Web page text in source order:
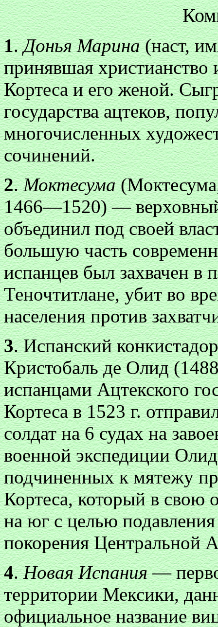
1.Донья Марина(наст,
принявшая христианство
Кортеса и его женой.
государства ацтеков,
многочисленных
сочинений.
2.Моктесума
1466—1520) — верховный
объединил под своей
большую часть
испанцев был захвачен в
Теночтитлане, убит во
населения против
3. Испанский
Кристобаль де Олид
испанцами Ацтекского
Кортеса в 1523 г.
солдат на 6 судах на
военной экспедиции
подчиненных к мятежу
Кортеса, который в свою
на юг с целью
покорения Центральной
4.Новая Испания—
территории Мексики,
официальное название